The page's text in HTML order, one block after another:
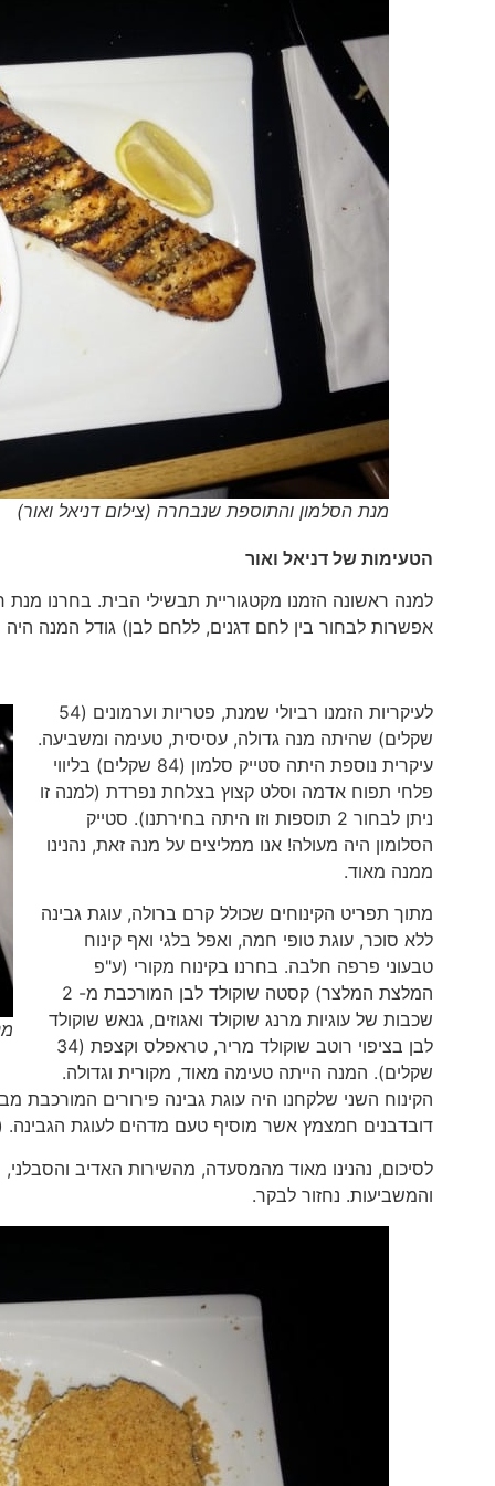
מנת הסלמון והתוספת שנבחרה (צילום דניאל ואור)
הטעימות של דניאל ואור
למנה ראשונה הזמנו מקטגוריית תבשילי הבית. בחרנו
אפשרות לבחור בין לחם דגנים, ללחם לבן) גודל המנה היה מספק
לעיקריות הזמנו רביולי שמנת, פטריות וערמונים (54
שקלים) שהיתה מנה גדולה, עסיסית, טעימה ומשביעה.
עיקרית נוספת היתה סטייק סלמון (84 שקלים) בליווי
פלחי תפוח אדמה וסלט קצוץ בצלחת נפרדת (למנה זו
ניתן לבחור 2 תוספות וזו היתה בחירתנו). סטייק
הסלומון היה מעולה! אנו ממליצים על מנה זאת, נהנינו
ממנה מאוד.
מתוך תפריט הקינוחים שכולל קרם ברולה, עוגת גבינה
ללא סוכר, עוגת טופי חמה, ואפל בלגי ואף קינוח
טבעוני פרפה חלבה. בחרנו בקינוח מקורי (ע"פ
המלצת המלצר) קסטה שוקולד לבן המורכבת מ- 2
שכבות של עוגיות מרנג שוקולד ואגוזים, גנאש שוקולד
לבן בציפוי רוטב שוקולד מריר, טראפלס וקצפת (34
שקלים). המנה הייתה טעימה מאוד, מקורית וגדולה.
הקינוח השני שלקחנו היה עוגת גבינה פירורים המורכבת
דובדבנים חמצמץ אשר מוסיף טעם מדהים לעוגת הגבינה. (32
לסיכום, נהנינו מאוד מהמסעדה, מהשירות האדיב
והמשביעות. נחזור לבקר.